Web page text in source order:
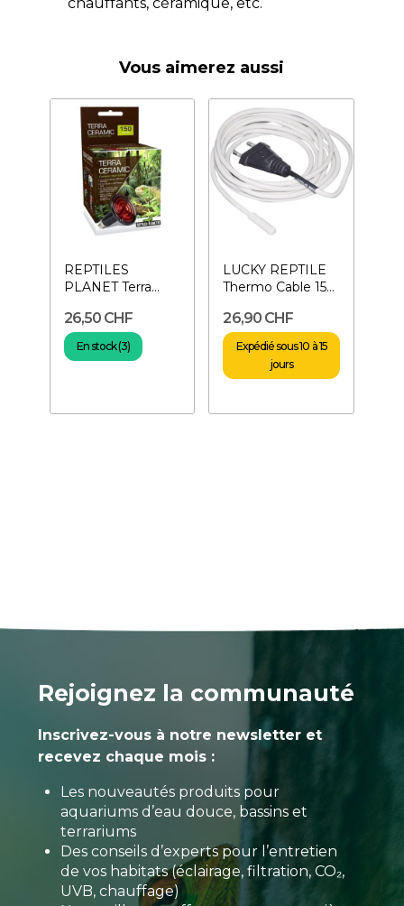
chauffants, céramique, etc.
Vous aimerez aussi
REPTILES
PLANET Terra
Lampe céramique
pour...
26,50 CHF
En stock (3)
LUCKY REPTILE
Thermo Cable 15
chauffant pour...
26,90 CHF
Expédié sous 10 à 15
jours
Rejoignez la communauté
Inscrivez-vous à notre newsletter et
recevez chaque mois :
Les nouveautés produits pour
aquariums d’eau douce, bassins et
terrariums
Des conseils d’experts pour l’entretien
de vos habitats (éclairage, filtration, CO₂,
UVB, chauffage)